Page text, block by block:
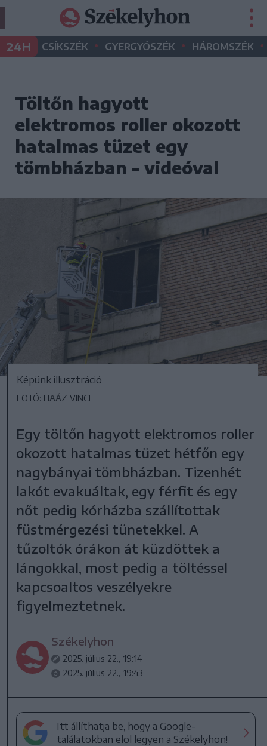
24H CSÍKSZÉK • GYERGYÓSZÉK • HÁROMSZÉK •
Töltőn hagyott
elektromos roller okozott
hatalmas tüzet egy
tömbházban – videóval
Képünk illusztráció
FOTÓ: HAÁZ VINCE
Egy töltőn hagyott elektromos roller
okozott hatalmas tüzet hétfőn egy
nagybányai tömbházban. Tizenhét
lakót evakuáltak, egy férfit és egy
nőt pedig kórházba szállítottak
füstmérgezési tünetekkel. A
tűzoltók órákon át küzdöttek a
lángokkal, most pedig a töltéssel
kapcsoaltos veszélyekre
figyelmeztetnek.
Székelyhon
2025. július 22., 19:14
2025. július 22., 19:43
Itt állíthatja be, hogy a Google-
találatokban elöl legyen a Székelyhon!